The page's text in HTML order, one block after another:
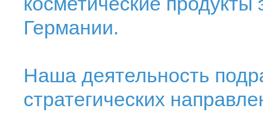
Германии.
Наша деятельность
стратегических